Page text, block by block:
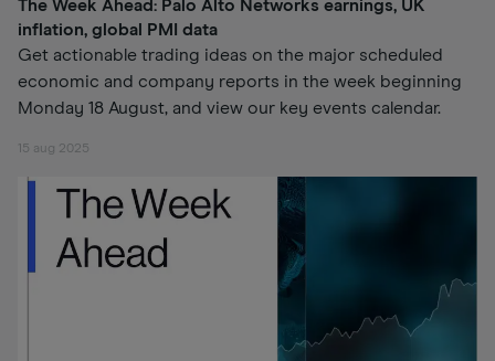
The Week Ahead: Palo Alto Networks earnings, UK
inflation, global PMI data
Get actionable trading ideas on the major scheduled
economic and company reports in the week beginning
Monday 18 August, and view our key events calendar.
15 aug 2025